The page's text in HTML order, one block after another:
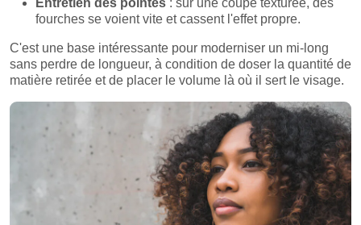
Entretien des pointes : sur une coupe texturée, des
fourches se voient vite et cassent l'effet propre.
C'est une base intéressante pour moderniser un mi-long
sans perdre de longueur, à condition de doser la quantité de
matière retirée et de placer le volume là où il sert le visage.